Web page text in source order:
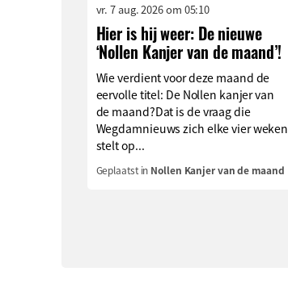
vr. 7 aug. 2026 om 05:10
Hier is hij weer: De nieuwe
‘Nollen Kanjer van de maand’!
Wie verdient voor deze maand de
eervolle titel: De Nollen kanjer van
de maand?Dat is de vraag die
Wegdamnieuws zich elke vier weken
stelt op...
Geplaatst in Nollen Kanjer van de maand